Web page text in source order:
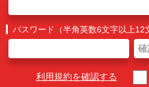
パスワード（半角英数6文字以上12
利用規約を確認する